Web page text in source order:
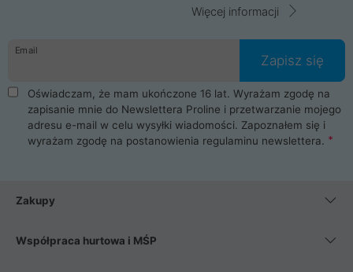
Więcej informacji
Email
Zapisz się
Oświadczam, że mam ukończone 16 lat. Wyrażam zgodę na
zapisanie mnie do Newslettera Proline i przetwarzanie mojego
adresu e-mail w celu wysyłki wiadomości. Zapoznałem się i
wyrażam zgodę na postanowienia regulaminu newslettera.
Zakupy
Współpraca hurtowa i MŚP